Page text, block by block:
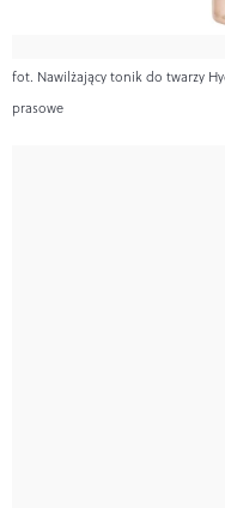
fot. Nawilżający tonik do twarzy
prasowe